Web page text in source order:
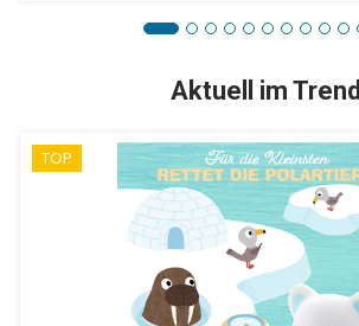
Aktuell im Trend
TOP